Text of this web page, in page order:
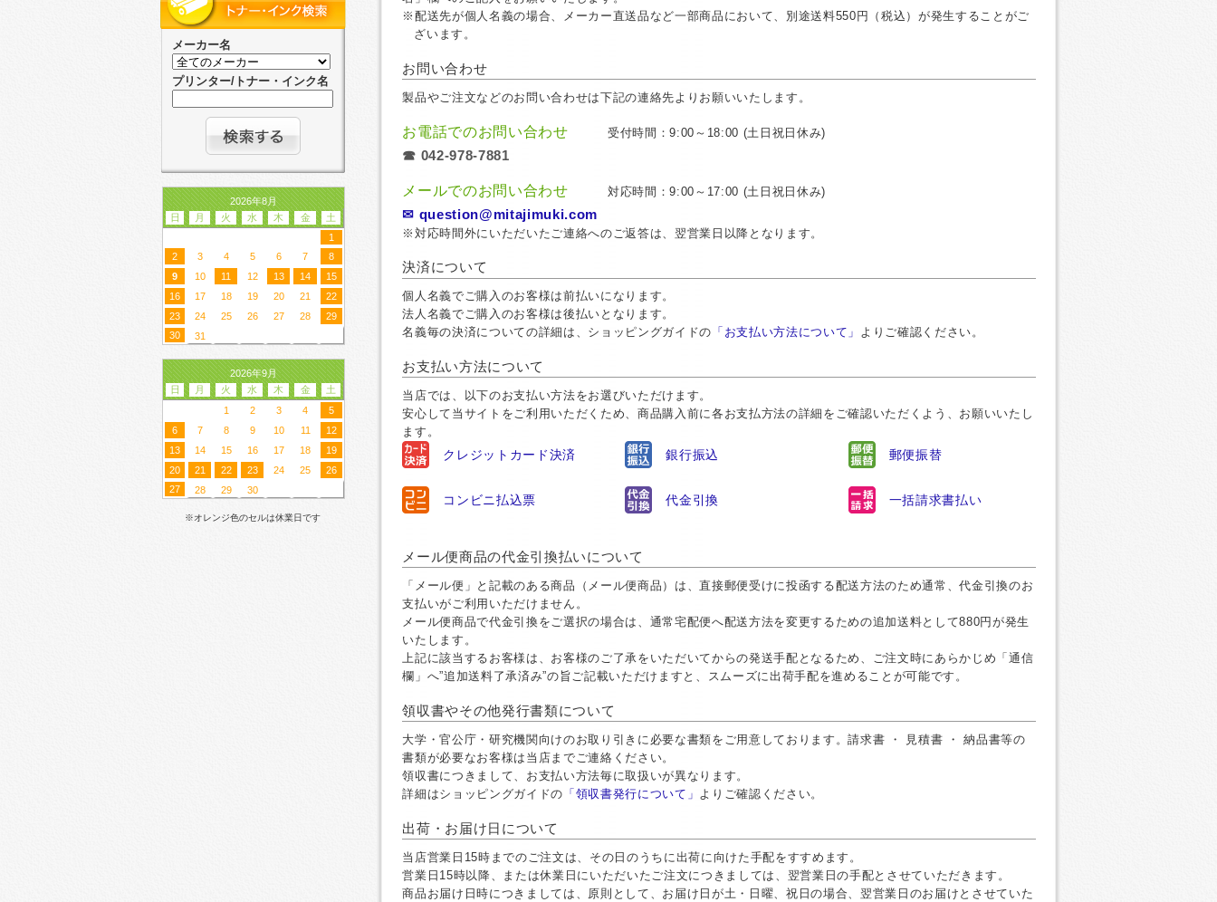
メーカー名
プリンター/トナー・インク名
2026年8月
日
月 火 水 木 金
土
1
2
3 4 5 6 7
8
9
10 11 12 13 14
15
16
17 18 19 20 21
22
23
24 25 26 27 28
29
30
31
2026年9月
日
月 火 水 木 金
土
1
2 3 4
5
6
7 8 9 10 11
12
13
14 15 16 17 18
19
20
21 22 23 24 25
26
27
28 29 30
※オレンジ色のセルは休業日です
※配送先が個人名義の場合、メーカー直送品など一部商品において、別途送料550円（税込）が発生することがご
ざいます。
お問い合わせ
製品やご注文などのお問い合わせは下記の連絡先よりお願いいたします。
お電話でのお問い合わせ 受付時間：9:00～18:00 (土日祝日休み)
☎ 042-978-7881
メールでのお問い合わせ 対応時間：9:00～17:00 (土日祝日休み)
✉ question@mitajimuki.com
※対応時間外にいただいたご連絡へのご返答は、翌営業日以降となります。
決済について
個人名義でご購入のお客様は前払いになります。
法人名義でご購入のお客様は後払いとなります。
名義毎の決済についての詳細は、ショッピングガイドの 「お支払い方法について」 よりご確認ください。
お支払い方法について
当店では、以下のお支払い方法をお選びいただけます。
安心して当サイトをご利用いただくため、商品購入前に各お支払方法の詳細をご確認いただくよう、お願いいたし
ます。
クレジットカード決済 銀行振込 郵便振替
コンビニ払込票 代金引換 一括請求書払い
メール便商品の代金引換払いについて
「メール便」と記載のある商品（メール便商品）は、直接郵便受けに投函する配送方法のため通常、代金引換のお
支払いがご利用いただけません。
メール便商品で代金引換をご選択の場合は、通常宅配便へ配送方法を変更するための追加送料として880円が発生
いたします。
上記に該当するお客様は、お客様のご了承をいただいてからの発送手配となるため、ご注文時にあらかじめ「通信
欄」へ”追加送料了承済み”の旨ご記載いただけますと、スムーズに出荷手配を進めることが可能です。
領収書やその他発行書類について
大学・官公庁・研究機関向けのお取り引きに必要な書類をご用意しております。請求書 ・ 見積書 ・ 納品書等の
書類が必要なお客様は当店までご連絡ください。
領収書につきまして、お支払い方法毎に取扱いが異なります。
詳細はショッピングガイドの 「領収書発行について」 よりご確認ください。
出荷・お届け日について
当店営業日15時までのご注文は、その日のうちに出荷に向けた手配をすすめます。
営業日15時以降、または休業日にいただいたご注文につきましては、翌営業日の手配とさせていただきます。
商品お届け日時につきましては、原則として、お届け日が土・日曜、祝日の場合、翌営業日のお届けとさせていた